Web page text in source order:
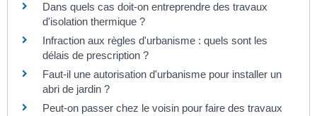
Dans quels cas doit-on entreprendre des travaux
d'isolation thermique ?
Infraction aux règles d'urbanisme : quels sont les
délais de prescription ?
Faut-il une autorisation d'urbanisme pour installer un
abri de jardin ?
Peut-on passer chez le voisin pour faire des travaux